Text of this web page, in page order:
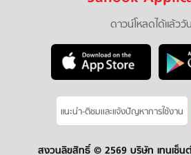
ดาวน์โหลดได้แล้ววั
แนะนำ-ติชมเเละแจ้งปัญหาการใช้งาน
สงวนลิขสิทธิ์ © 2569 บริษัท เทนเซ็น